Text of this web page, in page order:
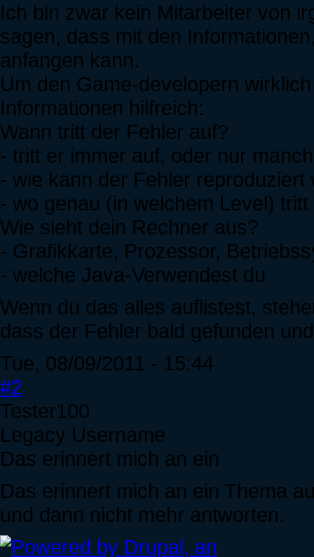
Ich bin zwar kein Mitarbeiter von
sagen, dass mit den
anfangen kann.
Um den Game-developern
Informationen hilfreich:
Wann tritt der Fehler auf?
- tritt er immer auf, oder nur
- wie kann der Fehler reproduziert
- wo genau (in welchem Level)
Wie sieht dein Rechner aus?
- Grafikkarte, Prozessor,
- welche Java-Verwendest du
Wenn du das alles auflistest,
dass der Fehler bald gefunden
Tue, 08/09/2011 - 15:44
#2
Tester100
Legacy Username
Das erinnert mich an ein
Das erinnert mich an ein Thema
und dann nicht mehr antworten.